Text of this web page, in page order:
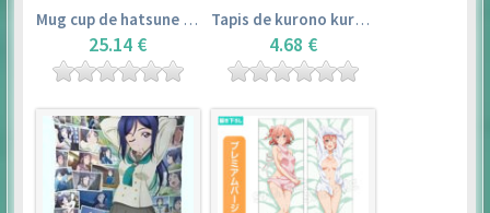
Mug cup de hatsune miku & super sonico – vocaloid
25.14 €
Tapis de kurono kurumu – rosario + vampire
4.68 €